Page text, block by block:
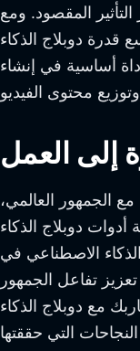
المقصود. ومع
قدرة دوبلاج الذكاء
أساسية في إنشاء
إلى العمل
الجمهور العالمي،
دوبلاج الذكاء
الاصطناعي في
تفاعل الجمهور
مع دوبلاج الذكاء
التي حققتها